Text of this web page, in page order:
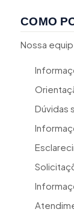
COMO
Nossa
Dúvidas